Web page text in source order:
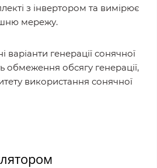
з інвертором та вимірює
мережу.
варіанти генерації сонячної
обмеження обсягу генерації,
використання сонячної